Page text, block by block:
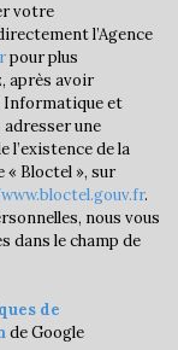
0,69
58,85 %
35,86 %
61,91 %
38,09 %
votre
l’Agence
pour plus
après avoir
Informatique et
une
l’existence de la
Bloctel », sur
.
nous vous
dans le champ de
de
de Google